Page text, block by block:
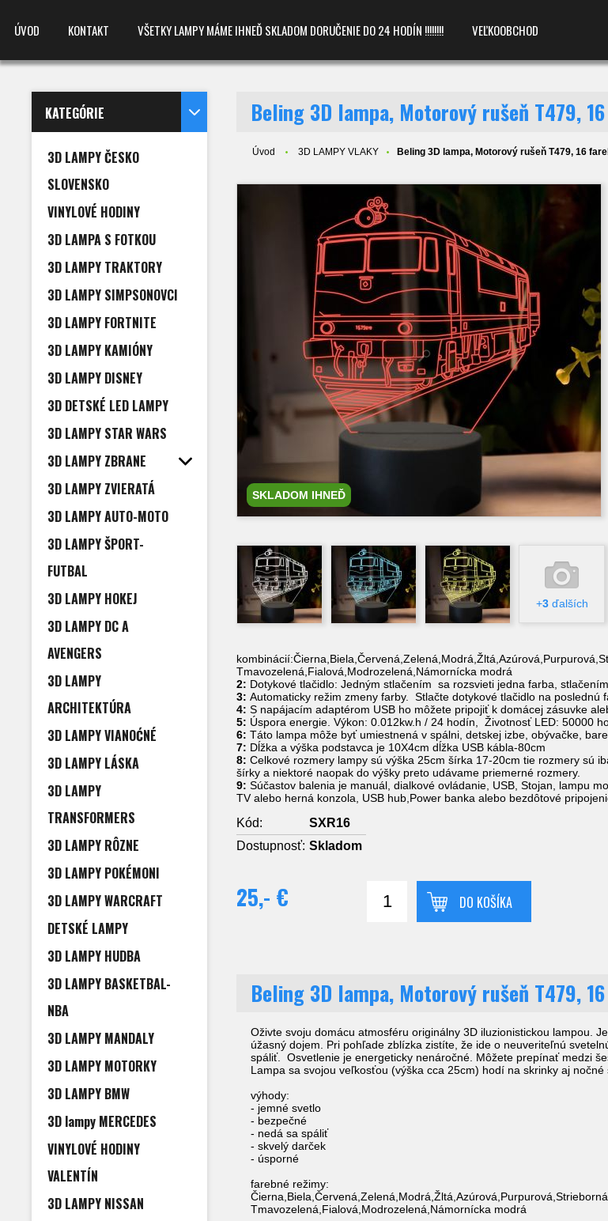
ÚVOD KONTAKT VŠETKY LAMPY MÁME IHNEĎ SKLADOM DORUČENIE DO 24 HODÍN !!!!!!!! VEĽKOOBCHOD
KATEGÓRIE
3D LAMPY ČESKO
SLOVENSKO
VINYLOVÉ HODINY
3D LAMPA S FOTKOU
3D LAMPY TRAKTORY
3D LAMPY SIMPSONOVCI
3D LAMPY FORTNITE
3D LAMPY KAMIÓNY
3D LAMPY DISNEY
3D DETSKÉ LED LAMPY
3D LAMPY STAR WARS
3D LAMPY ZBRANE
3D LAMPY ZVIERATÁ
3D LAMPY AUTO-MOTO
3D LAMPY ŠPORT-
FUTBAL
3D LAMPY HOKEJ
3D LAMPY DC A
AVENGERS
3D LAMPY
ARCHITEKTÚRA
3D LAMPY VIANOĆNÉ
3D LAMPY LÁSKA
3D LAMPY
TRANSFORMERS
3D LAMPY RÔZNE
3D LAMPY POKÉMONI
3D LAMPY WARCRAFT
DETSKÉ LAMPY
3D LAMPY HUDBA
3D LAMPY BASKETBAL-
NBA
3D LAMPY MANDALY
3D LAMPY MOTORKY
3D LAMPY BMW
3D lampy MERCEDES
VINYLOVÉ HODINY
VALENTÍN
3D LAMPY NISSAN
Beling 3D lampa, Motorový rušeň T479,
Úvod 3D LAMPY VLAKY Beling 3D lampa, Motorový rušeň T479, 16
SKLADOM IHNEĎ
+3ďalších
Tmavozelená,Fialová,Modrozelená,Námornícka modrá
2: Dotykové tlačidlo: Jedným stlačením sa rozsvieti jedna farba,
3: Automaticky režim zmeny farby. Stlačte dotykové tlačidlo na poslednú
4: S napájacím adaptérom USB ho môžete pripojiť k domácej zásuvke
5: Úspora energie. Výkon: 0.012kw.h / 24 hodín, Životnosť LED: 50000
6: Táto lampa môže byť umiestnená v spálni, detskej izbe, obývačke,
7: Dĺžka a výška podstavca je 10X4cm dĺžka USB kábla-80cm
8: Celkové rozmery lampy sú výška 25cm šírka 17-20cm tie rozmery sú
šírky a niektoré naopak do výšky preto udávame priemerné rozmery.
9: Súčastov balenia je manuál, dialkové ovládanie, USB, Stojan, lampu
TV alebo herná konzola, USB hub,Power banka alebo bezdôtové
Kód:
SXR16
Dostupnosť: Skladom
25,- € DO KOŠÍKA
Beling 3D lampa, Motorový rušeň T479,
Oživte svoju domácu atmosféru originálny 3D iluzionistickou lampou.
úžasný dojem. Pri pohľade zblízka zistíte, že ide o neuveriteľnú
spáliť. Osvetlenie je energeticky nenáročné. Môžete prepínať medzi
Lampa sa svojou veľkosťou (výška cca 25cm) hodí na skrinky aj nočné
výhody:
- jemné svetlo
- bezpečné
- nedá sa spáliť
- skvelý darček
- úsporné
farebné režimy:
Tmavozelená,Fialová,Modrozelená,Námornícka modrá